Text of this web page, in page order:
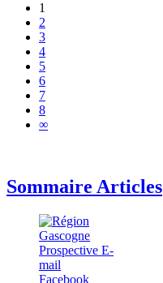
1
2
3
4
5
6
7
8
∞
Sommaire Articles